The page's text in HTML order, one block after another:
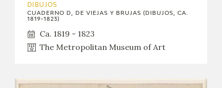
DIBUJOS
CUADERNO D, DE VIEJAS Y BRUJAS (DIBUJOS, CA.
1819-1823)
Ca. 1819 - 1823
The Metropolitan Museum of Art